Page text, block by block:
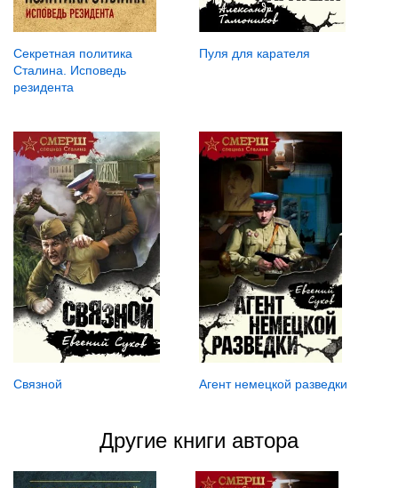
Секретная политика
Сталина. Исповедь
резидента
Пуля для карателя
Связной Агент немецкой разведки
Другие книги автора